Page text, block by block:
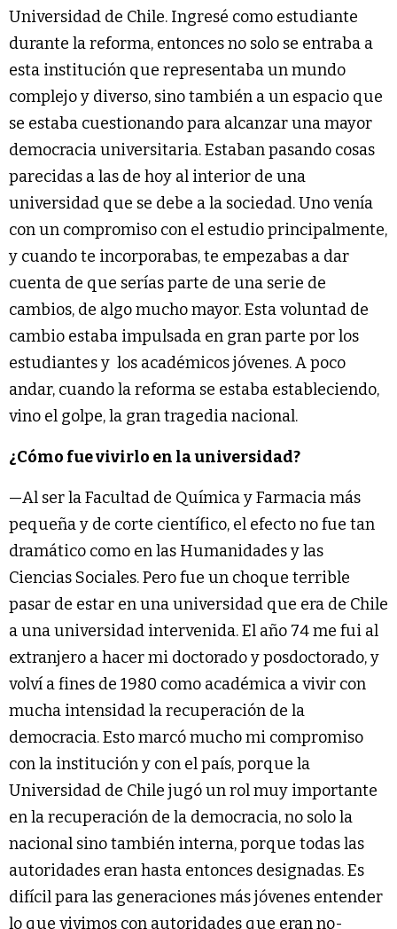
Universidad de Chile. Ingresé como estudiante
durante la reforma, entonces no solo se entraba a
esta institución que representaba un mundo
complejo y diverso, sino también a un espacio que
se estaba cuestionando para alcanzar una mayor
democracia universitaria. Estaban pasando cosas
parecidas a las de hoy al interior de una
universidad que se debe a la sociedad. Uno venía
con un compromiso con el estudio principalmente,
y cuando te incorporabas, te empezabas a dar
cuenta de que serías parte de una serie de
cambios, de algo mucho mayor. Esta voluntad de
cambio estaba impulsada en gran parte por los
estudiantes y los académicos jóvenes. A poco
andar, cuando la reforma se estaba estableciendo,
vino el golpe, la gran tragedia nacional.
¿Cómo fue vivirlo en la universidad?
—Al ser la Facultad de Química y Farmacia más
pequeña y de corte científico, el efecto no fue tan
dramático como en las Humanidades y las
Ciencias Sociales. Pero fue un choque terrible
pasar de estar en una universidad que era de Chile
a una universidad intervenida. El año 74 me fui al
extranjero a hacer mi doctorado y posdoctorado, y
volví a fines de 1980 como académica a vivir con
mucha intensidad la recuperación de la
democracia. Esto marcó mucho mi compromiso
con la institución y con el país, porque la
Universidad de Chile jugó un rol muy importante
en la recuperación de la democracia, no solo la
nacional sino también interna, porque todas las
autoridades eran hasta entonces designadas. Es
difícil para las generaciones más jóvenes entender
lo que vivimos con autoridades que eran no-